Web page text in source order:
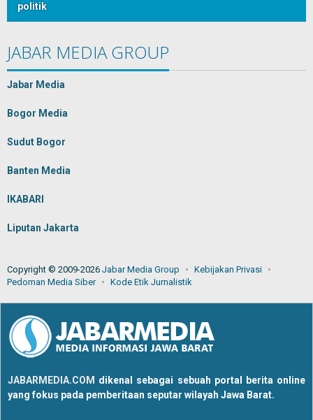
politik
JABAR MEDIA GROUP
Jabar Media
Bogor Media
Sudut Bogor
Banten Media
IKABARI
Liputan Jakarta
Copyright © 2009-2026 Jabar Media Group
Kebijakan Privasi
Pedoman Media Siber
Kode Etik Jurnalistik
JABARMEDIA.COM dikenal sebagai sebuah portal berita online
yang fokus pada pemberitaan seputar wilayah Jawa Barat.